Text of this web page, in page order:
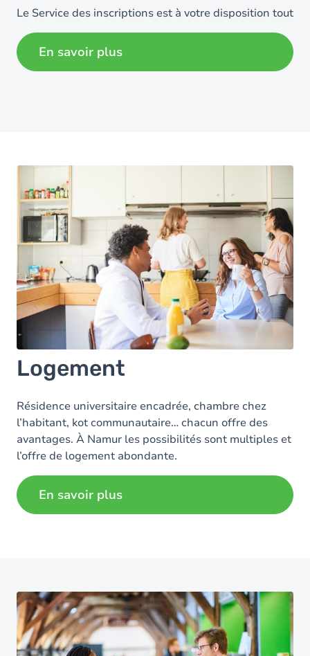
Le Service des inscriptions est à votre disposition tout
au long de l’année.
En savoir plus
Logement
Résidence universitaire encadrée, chambre chez
l’habitant, kot communautaire… chacun offre des
avantages. À Namur les possibilités sont multiples et
l’offre de logement abondante.
En savoir plus